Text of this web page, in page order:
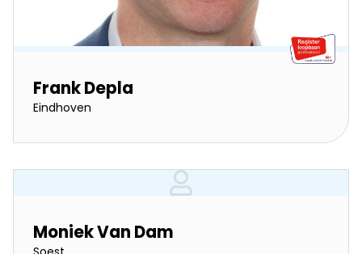
Frank Depla
Eindhoven
Moniek Van Dam